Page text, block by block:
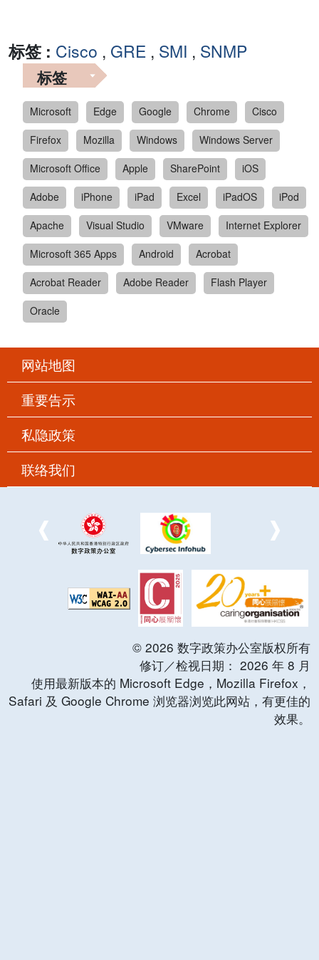
标签 : Cisco , GRE , SMI , SNMP
标签
Microsoft Edge Google Chrome
Cisco
Firefox
Mozilla Windows
Windows Server
Microsoft Office
Apple SharePoint
iOS
Adobe
iPhone iPad Excel iPadOS
iPod
Apache
Visual Studio VMware
Internet Explorer
Microsoft 365 Apps
Android
Acrobat
Acrobat Reader
Adobe Reader
Flash Player
Oracle
网站地图
重要告示
私隐政策
联络我们
© 2026 数字政策办公室版权所有
修订／检视日期： 2026 年 8 月
使用最新版本的 Microsoft Edge，Mozilla Firefox，
Safari 及 Google Chrome 浏览器浏览此网站，有更佳的
效果。